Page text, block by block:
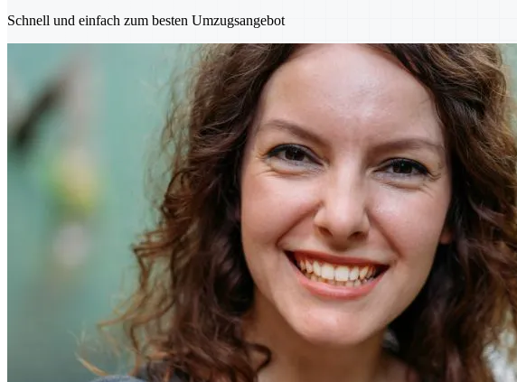
Schnell und einfach zum besten Umzugsangebot